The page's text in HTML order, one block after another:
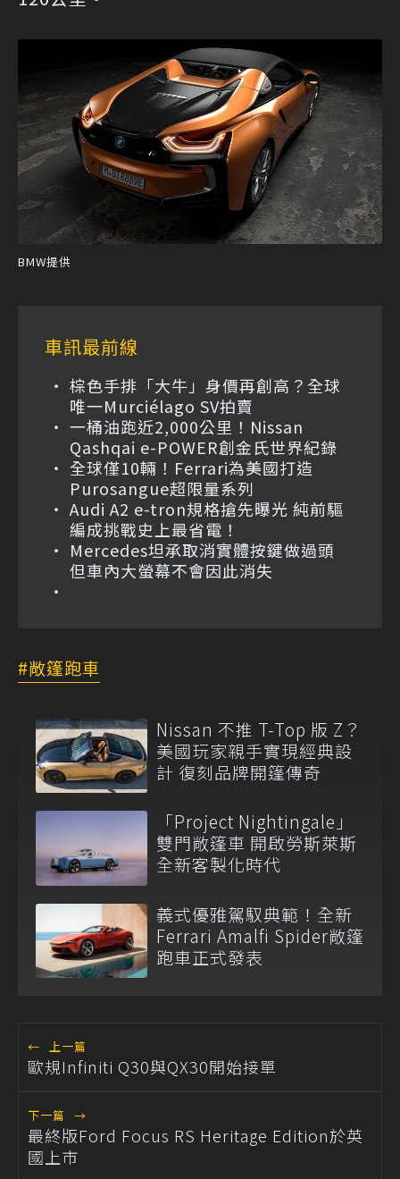
BMW提供
車訊最前線
棕色手排「大牛」身價再創高？全球
唯一Murciélago SV拍賣
一桶油跑近2,000公里！Nissan
Qashqai e-POWER創金氏世界紀錄
全球僅10輛！Ferrari為美國打造
Purosangue超限量系列
Audi A2 e-tron規格搶先曝光 純前驅
編成挑戰史上最省電！
Mercedes坦承取消實體按鍵做過頭
但車內大螢幕不會因此消失
敞篷跑車
Nissan 不推 T-Top 版 Z？
美國玩家親手實現經典設
計 復刻品牌開篷傳奇
「Project Nightingale」
雙門敞篷車 開啟勞斯萊斯
全新客製化時代
義式優雅駕馭典範！全新
Ferrari Amalfi Spider敞篷
跑車正式發表
← 上一篇
歐規Infiniti Q30與QX30開始接單
下一篇 →
最終版Ford Focus RS Heritage Edition於英
國上市